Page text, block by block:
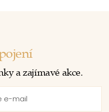
a zajímavé akce.